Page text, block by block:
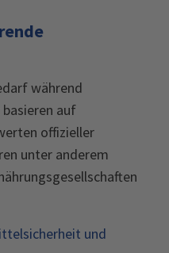
während
auf
offizieller
unter anderem
und